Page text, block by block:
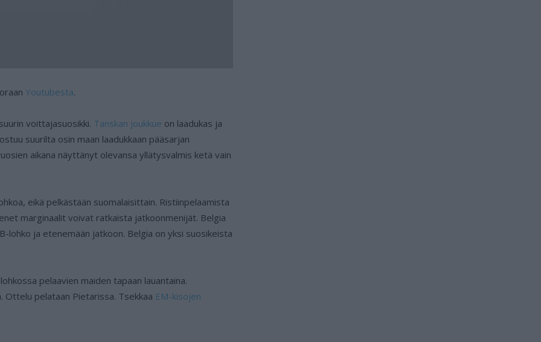
Youtubesta.
voittajasuosikki. Tanskan joukkue on laadukas ja
suurilta osin maan laadukkaan pääsarjan
aikana näyttänyt olevansa yllätysvalmis ketä vain
eikä pelkästään suomalaisittain. Ristiinpelaamista
marginaalit voivat ratkaista jatkoonmenijät. Belgia
lohko ja etenemään jatkoon. Belgia on yksi suosikeista
pelaavien maiden tapaan lauantaina.
Ottelu pelataan Pietarissa. Tsekkaa EM-kisojen